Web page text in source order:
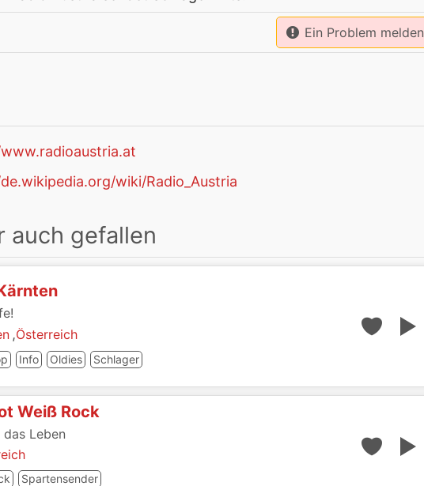
Ein Problem melden
wiki/Radio_Austria
auch gefallen
,Österreich
Info Oldies Schlager
Weiß Rock
Leben
Spartensender